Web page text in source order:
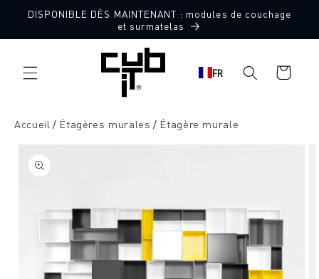
directement
DISPONIBLE DÈS MAINTENANT : modules de couchage
et surmatelas
FR
Panier
d'achat
Accueil Étagères murales Étagère murale
sur le
produit